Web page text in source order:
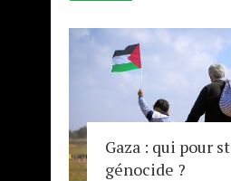
Gaza : qui pour
génocide ?